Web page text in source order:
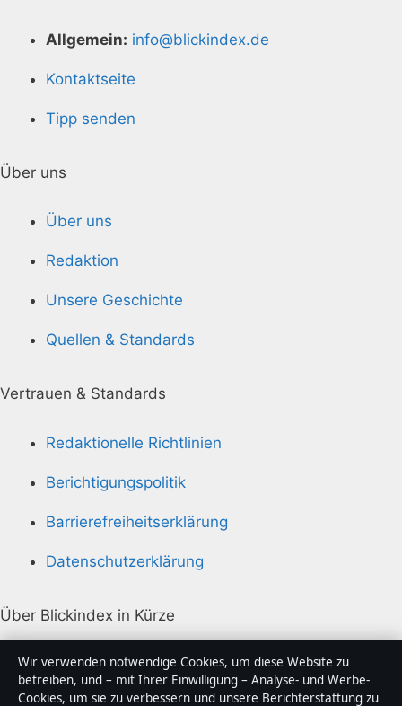
Allgemein: info@blickindex.de
Kontaktseite
Tipp senden
Über uns
Über uns
Redaktion
Unsere Geschichte
Quellen & Standards
Vertrauen & Standards
Redaktionelle Richtlinien
Berichtigungspolitik
Barrierefreiheitserklärung
Datenschutzerklärung
Über Blickindex in Kürze
Blickindex ist ein unabhängiger digitaler
Nachrichtenanbieter mit Fokus auf Politik, Wirtschaft,
Technik und Gesellschaft in Deutschland. Jeder Artikel
Wir verwenden notwendige Cookies, um diese Website zu
betreiben, und – mit Ihrer Einwilligung – Analyse- und Werbe-
Cookies, um sie zu verbessern und unsere Berichterstattung zu